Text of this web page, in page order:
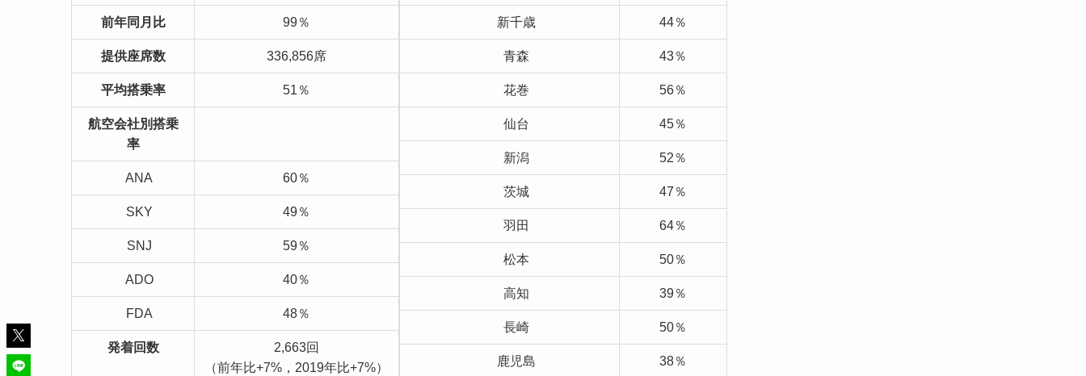
前年同月比 99％
提供座席数 336,856席
平均搭乗率 51％
航空会社別搭乗
率
ANA 60％
SKY 49％
SNJ 59％
ADO 40％
FDA 48％
発着回数
2,663回
（前年比+7%，2019年比+7%）
新千歳 44％
青森 43％
花巻 56％
仙台 45％
新潟 52％
茨城 47％
羽田 64％
松本 50％
高知 39％
長崎 50％
鹿児島 38％